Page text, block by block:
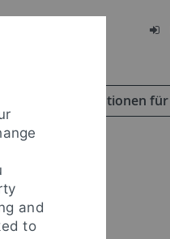
Informationen für
and
to